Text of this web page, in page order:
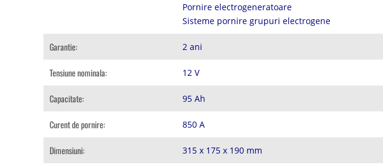
Pornire electrogeneratoare
Sisteme pornire grupuri electrogene
Garantie: 2 ani
Tensiune nominala: 12 V
Capacitate: 95 Ah
Curent de pornire: 850 A
Dimensiuni: 315 x 175 x 190 mm